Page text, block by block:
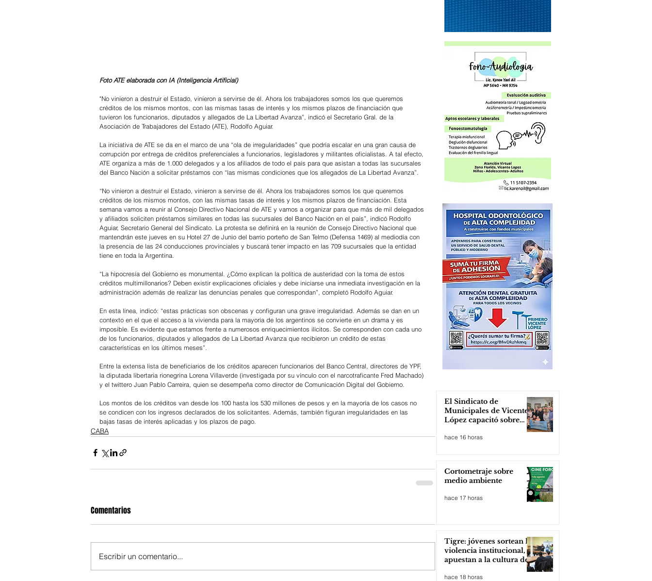
Foto ATE elaborada con IA (Inteligencia Artificial)
"No vinieron a destruir el Estado, vinieron a servirse de él. Ahora los trabajadores somos los que queremos
créditos de los mismos montos, con las mismas tasas de interés y los mismos plazos de financiación que
tuvieron los funcionarios, diputados y allegados de La Libertad Avanza”, indicó el Secretario Gral. de la
Asociación de Trabajadores del Estado (ATE), Rodolfo Aguiar.
La iniciativa de ATE se da en el marco de una “ola de irregularidades” que podría escalar en una gran causa de
corrupción por entrega de créditos preferenciales a funcionarios, legisladores y militantes oficialistas. A tal efecto,
ATE organiza a más de 1.000 delegados y a los afiliados de todo el país para que asistan a todas las sucursales
del Banco Nación a solicitar préstamos con “las mismas condiciones que los allegados de La Libertad Avanza”.
“No vinieron a destruir el Estado, vinieron a servirse de él. Ahora los trabajadores somos los que queremos
créditos de los mismos montos, con las mismas tasas de interés y los mismos plazos de financiación. Esta
semana vamos a reunir al Consejo Directivo Nacional de ATE y vamos a organizar para que más de mil delegados
y afiliados soliciten préstamos similares en todas las sucursales del Banco Nación en el país”, indicó Rodolfo
Aguiar, Secretario General del Sindicato. La protesta se definirá en la reunión de Consejo Directivo Nacional que
mantendrán este jueves en su Hotel 27 de Junio del barrio porteño de San Telmo (Defensa 1469) al mediodía con
la presencia de las 24 conducciones provinciales y buscará tener impacto en las 709 sucursales que la entidad
tiene en toda la Argentina.
“La hipocresía del Gobierno es monumental. ¿Cómo explican la política de austeridad con la toma de estos
créditos multimillonarios? Deben existir explicaciones oficiales y debe iniciarse una inmediata investigación en la
administración además de realizar las denuncias penales que correspondan”, completó Rodolfo Aguiar.
En esta línea, indicó: “estas prácticas son obscenas y configuran una grave irregularidad. Además se dan en un
contexto en el que el acceso a la vivienda para la mayoría de los argentinos se convierte en un drama y es
imposible. Es evidente que estamos frente a numerosos enriquecimientos ilícitos. Se corresponden con cada uno
de los funcionarios, diputados y allegados de La Libertad Avanza que recibieron un crédito de estas
características en los últimos meses”.
Entre la extensa lista de beneficiarios de los créditos aparecen funcionarios del Banco Central, directores de YPF,
la diputada libertaria rionegrina Lorena Villaverde (investigada por su vínculo con el narcotraficante Fred Machado)
y el twittero Juan Pablo Carreira, quien se desempeña como director de Comunicación Digital del Gobierno.
Los montos de los créditos van desde los 100 hasta los 530 millones de pesos y en la mayoría de los casos no
se condicen con los ingresos declarados de los solicitantes. Además, también figuran irregularidades en las
bajas tasas de interés aplicadas y los plazos de pago.
CABA
Comentarios
Escribir un comentario...
El Sindicato de
Municipales de Vicente
López capacitó sobre
hace 16 horas
Cortometraje sobre
medio ambiente
hace 17 horas
Tigre: jóvenes sortean la
violencia institucional,
apuestan a la cultura del
hace 18 horas